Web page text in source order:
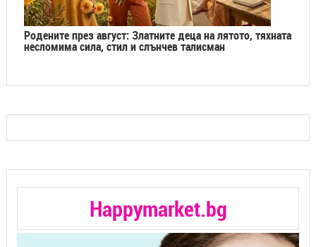
Родените през август: Златните деца на лятото, тяхната
несломима сила, стил и слънчев талисман
Happymarket.bg